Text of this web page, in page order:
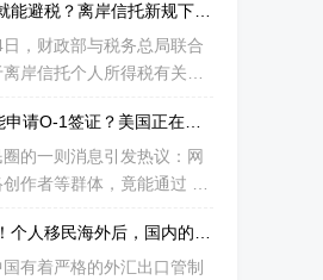
，财政部与税务总局联合
岸信托个人所得税有关事
高净值人群的财富管理圈层
份文件，连同国家税务总
的一则消息引发热议：网
作者等群体，竟能通过 O-
“放水”，而是美国对 “杰出
在经历颠覆性重构
有着严格的外汇出口管制